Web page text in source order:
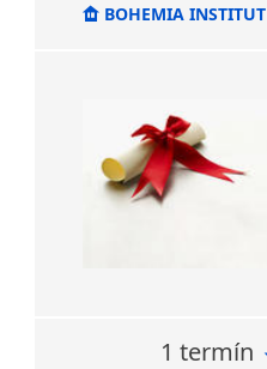
BOHEMIA INSTITUT
1 termín